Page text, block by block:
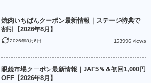
焼肉いちばんクーポン最新情報｜ステージ特典で
割引【2026年8月】
2026年8月6日 153996 views
眼鏡市場クーポン最新情報｜JAF5％＆初回1,000円
OFF【2026年8月】